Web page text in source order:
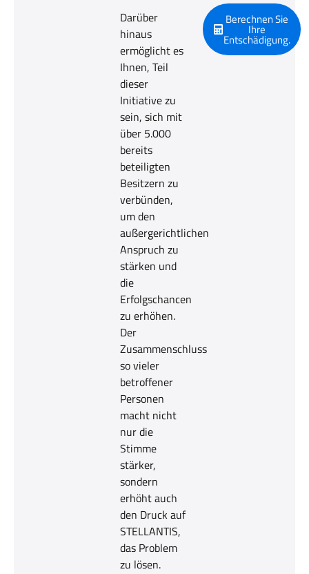
Darüber
hinaus
ermöglicht es
Ihnen, Teil
dieser
Initiative zu
sein, sich mit
über 5.000
bereits
beteiligten
Besitzern zu
verbünden,
um den
außergerichtlichen
Anspruch zu
stärken und
die
Erfolgschancen
zu erhöhen.
Der
Zusammenschluss
so vieler
betroffener
Personen
macht nicht
nur die
Stimme
stärker,
sondern
erhöht auch
den Druck auf
STELLANTIS,
das Problem
zu lösen.
Berechnen Sie
Ihre
Entschädigung.